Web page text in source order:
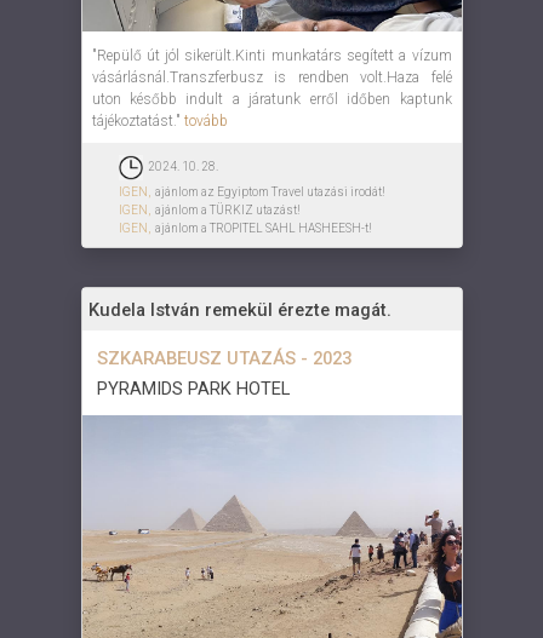
"Repülő út jól sikerült.Kinti munkatárs segített a vízum
vásárlásnál.Transzferbusz is rendben volt.Haza felé
uton később indult a járatunk erről időben kaptunk
tájékoztatást." tovább
2024. 10. 28.
IGEN,
ajánlom az Egyiptom Travel utazási irodát!
IGEN,
ajánlom a TÜRKIZ utazást!
IGEN,
ajánlom a TROPITEL SAHL HASHEESH-t!
Kudela István remekül érezte magát.
SZKARABEUSZ UTAZÁS - 2023
PYRAMIDS PARK HOTEL